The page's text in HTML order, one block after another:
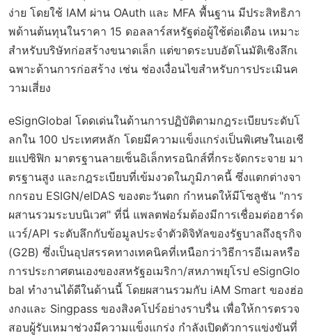
ง่าย โดยใช้ IAM ผ่าน OAuth และ MFA พื้นฐาน มีประสิทธิภา
พด้านต้นทุนในราคา 15 ดอลลาร์สหรัฐต่อผู้ใช้ต่อเดือน เหมาะ
สำหรับบริษัทก่อสร้างขนาดเล็ก แต่ขาดระบบอัตโนมัติเชิงลึกเ
ฉพาะด้านการก่อสร้าง เช่น ช่องเงื่อนไขสำหรับการประเมินค
วามเสี่ยง
eSignGlobal โดดเด่นในด้านการปฏิบัติตามกฎระเบียบระดับโ
ลกใน 100 ประเทศหลัก โดยมีความแข็งแกร่งเป็นพิเศษในเอเชี
ยแปซิฟิก มาตรฐานลายเซ็นอิเล็กทรอนิกส์ที่กระจัดกระจาย มา
ตรฐานสูง และกฎระเบียบที่เข้มงวดในภูมิภาคนี้ ซึ่งแตกต่างจา
กกรอบ ESIGN/eIDAS ของตะวันตก กำหนดให้มีโซลูชัน "การ
ผสานรวมระบบนิเวศ" ที่นี่ แพลตฟอร์มต้องมีการเชื่อมต่อฮาร์ด
แวร์/API ระดับลึกกับข้อมูลประจำตัวดิจิทัลของรัฐบาลถึงธุรกิจ
(G2B) ซึ่งเป็นอุปสรรคทางเทคนิคที่เหนือกว่าวิธีการอีเมลหรือ
การประกาศตนเองของสหรัฐอเมริกา/สหภาพยุโรป eSignGlo
bal ทำงานได้ดีในด้านนี้ โดยผสานรวมกับ iAM Smart ของฮ่อ
งกงและ Singpass ของสิงคโปร์อย่างราบรื่น เพื่อให้การตรวจ
สอบผู้รับเหมาช่วงมีความแข็งแกร่ง กำลังเปิดตัวการแข่งขันที่